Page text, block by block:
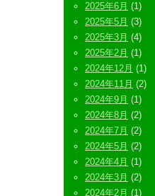
2025年6月 (1)
2025年5月 (3)
2025年3月 (4)
2025年2月 (1)
2024年12月 (1)
2024年11月 (2)
2024年9月 (1)
2024年8月 (2)
2024年7月 (2)
2024年5月 (2)
2024年4月 (1)
2024年3月 (2)
2024年2月 (1)